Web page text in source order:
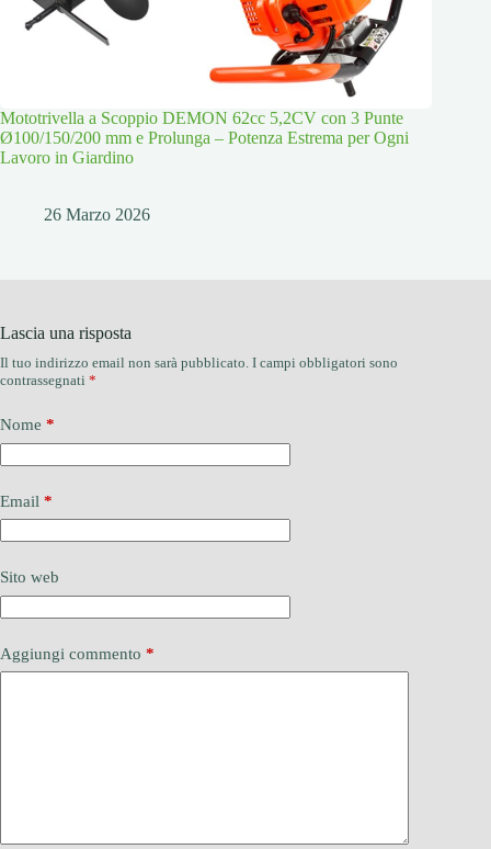
Mototrivella a Scoppio DEMON 62cc 5,2CV con 3 Punte
Ø100/150/200 mm e Prolunga – Potenza Estrema per Ogni
Lavoro in Giardino
26 Marzo 2026
Lascia una risposta
Il tuo indirizzo email non sarà pubblicato. I campi obbligatori sono
contrassegnati *
Nome *
Email *
Sito web
Aggiungi commento *